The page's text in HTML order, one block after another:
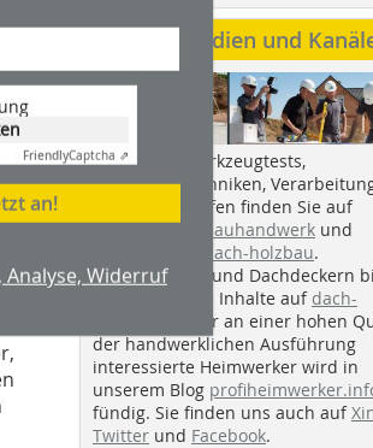
FriendlyCaptcha ⇗
an!
Analyse, Widerruf
Weitere Medien und
Videos von Werkzeugtests,
Handwerkstechniken,
Montageabläufen finden Sie auf
youtube.com/bauhandwerk und
youtube.com/dach-holzbau.
Zimmerleuten und Dachdeckern
wir spannende Inhalte auf dach-
, der an einer hohen
der handwerklichen Ausführung
interessierte Heimwerker wird in
unserem Blog
fündig. Sie finden uns auch auf
Twitter und Facebook.